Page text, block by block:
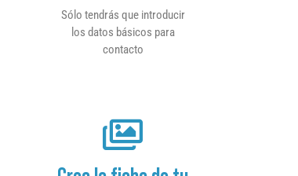
Sólo tendrás que introducir
los datos básicos para
contacto